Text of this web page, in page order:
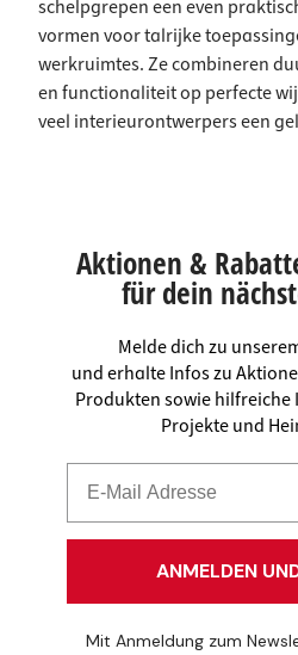
schelpgrepen een even
vormen voor talrijke
werkruimtes. Ze combineren
en functionaliteit op perfecte
veel interieurontwerpers een
Aktionen &
für dein
Melde dich zu
und erhalte Infos zu
Produkten sowie hilfreiche
Projekte und
ANMELDEN
Mit Anmeldung zum